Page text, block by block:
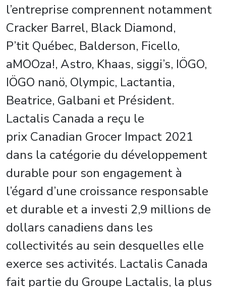
l’entreprise comprennent notamment
Cracker Barrel, Black Diamond,
P’tit Québec, Balderson, Ficello,
aMOOza!, Astro, Khaas, siggi’s, IÖGO,
IÖGO nanö, Olympic, Lactantia,
Beatrice, Galbani et Président.
Lactalis Canada a reçu le
prix Canadian Grocer Impact 2021
dans la catégorie du développement
durable pour son engagement à
l’égard d’une croissance responsable
et durable et a investi 2,9 millions de
dollars canadiens dans les
collectivités au sein desquelles elle
exerce ses activités. Lactalis Canada
fait partie du Groupe Lactalis, la plus